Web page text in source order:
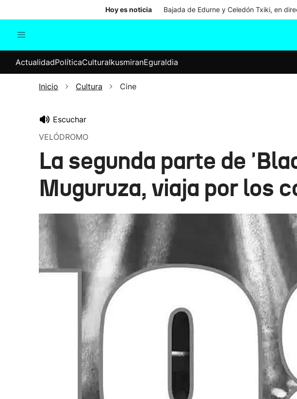
Hoy es noticia Bajada de Edurne y Celedón Txiki, en
Internacional
Elecciones
ActualidadPolíticaCulturaIkusmiranEguraldia
Inicio Cultura Cine
Escuchar
VELÓDROMO
La segunda parte de
Muguruza, viaja por los